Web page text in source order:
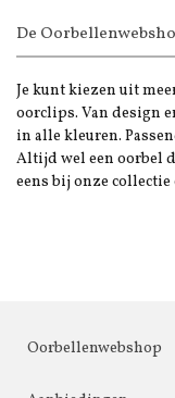
De
Je kunt kiezen uit
oorclips. Van design
in alle kleuren.
Altijd wel een oorbel
eens bij onze
Oorbellenwebshop